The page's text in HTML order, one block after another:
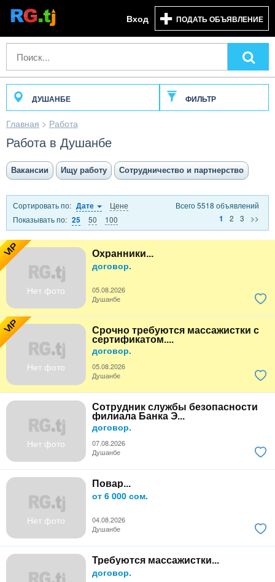
Вход ПОДАТЬ ОБЪЯВЛЕНИЕ
ДУШАНБЕ ФИЛЬТР
Главная > Работа
Работа в Душанбе
Вакансии Ищу работу Сотрудничество и партнерство
Сортировать по: Дате
Цене
Показывать по: 25 50 100
Всего 5518 объявлений
1
2 3 >>
VIP
Нет фото
Охранники...
договор.
05.08.2026
Душанбе
VIP
Нет фото
Срочно требуются массажистки с
сертификатом....
договор.
05.08.2026
Душанбе
Нет фото
Сотрудник службы безопасности
филиала Банка Э...
договор.
07.08.2026
Душанбе
Нет фото
Повар...
от 6 000 сом.
04.08.2026
Душанбе
Требуются массажистки...
договор.